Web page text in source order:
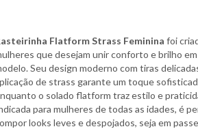
Flatform Strass Feminina foi
que desejam unir conforto e brilho
Seu design moderno com tiras
de strass garante um toque
o solado flatform traz estilo e
para mulheres de todas as idades, é
looks leves e despojados, seja em